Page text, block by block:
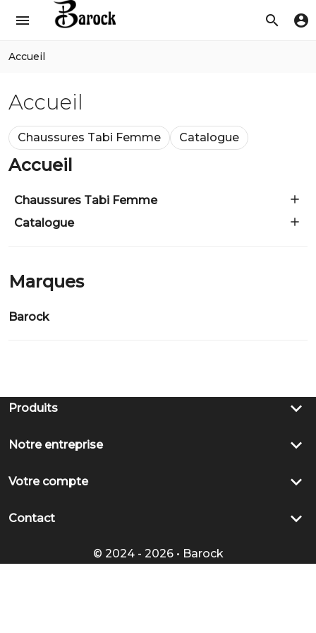
search
menu account_circle
Accueil
Accueil
Chaussures Tabi Femme
Catalogue
Marques
Barock
Accueil
Chaussures Tabi Femme Catalogue
Produits keyboard_arrow_down
Notre entreprise keyboard_arrow_down
Votre compte keyboard_arrow_down
Contact keyboard_arrow_down
© 2024 - 2026 • Barock